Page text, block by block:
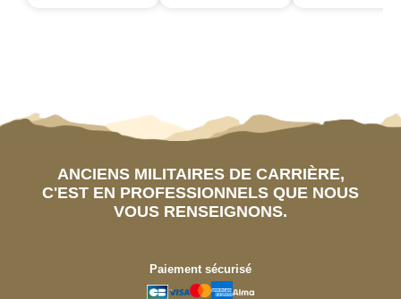
ANCIENS MILITAIRES DE CARRIÈRE,
C'EST EN PROFESSIONNELS QUE NOUS
VOUS RENSEIGNONS.
Paiement sécurisé